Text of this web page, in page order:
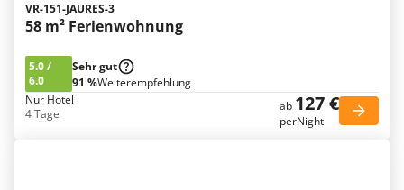
VR-151-JAURES-3
58 m² Ferienwohnung
5.0/
6.0
Sehr gut
91 %Weiterempfehlung
Nur Hotel
4 Tage
ab 127 €
perNight